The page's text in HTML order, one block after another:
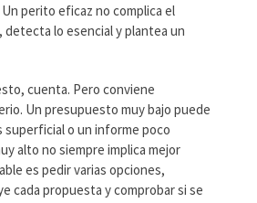
perito eficaz no complica el
detecta lo esencial y plantea un
cuenta. Pero conviene
Un presupuesto muy bajo puede
superficial o un informe poco
alto no siempre implica mejor
es pedir varias opciones,
cada propuesta y comprobar si se